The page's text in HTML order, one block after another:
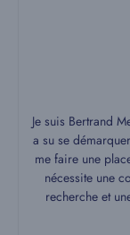
Je suis Bertrand
a su se
me faire une
nécessite une
recherche et